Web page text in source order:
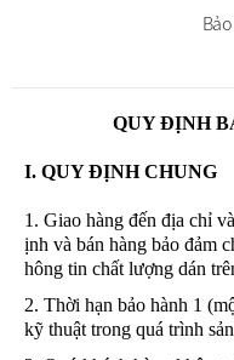
QUY ĐỊNH
I. QUY ĐỊNH CHUNG
1. Giao hàng đến địa chỉ
ịnh và bán hàng bảo đảm
hông tin chất lượng dán
2. Thời hạn bảo hành 1
kỹ thuật trong quá trình